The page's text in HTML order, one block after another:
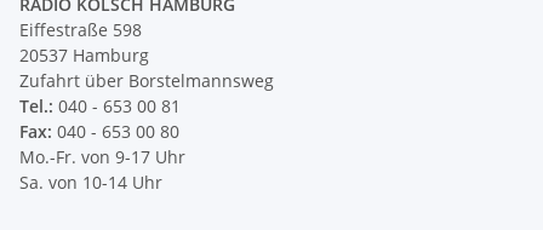
Eiffestraße 598
20537 Hamburg
Zufahrt über Borstelmannsweg
Tel.: 040 - 653 00 81
Fax: 040 - 653 00 80
Mo.-Fr. von 9-17 Uhr
Sa. von 10-14 Uhr